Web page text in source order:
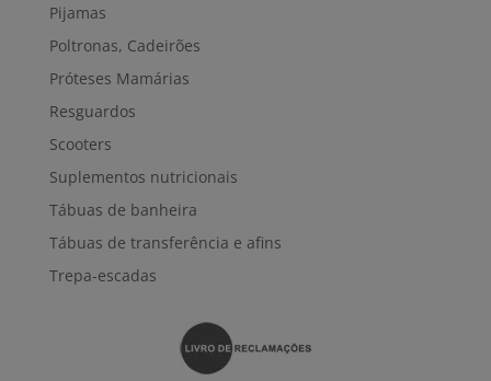
Pijamas
Poltronas, Cadeirões
Próteses Mamárias
Resguardos
Scooters
Suplementos nutricionais
Tábuas de banheira
Tábuas de transferência e afins
Trepa-escadas